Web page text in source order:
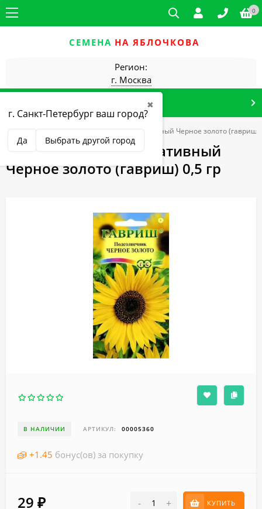
0
СЕМЕНА НА ЯБЛОЧКОВА
Регион:
г. Москва
✖
г. Санкт-Петербург ваш город?
Да Выбрать другой город
Подсолнечник Подсолнечник декоративный Черное золото (гавриш)
Подсолнечник декоративный
Черное золото (гавриш) 0,5 гр
В НАЛИЧИИ АРТИКУЛ: 00005360
+1.45 бонус(ов) за покупку
29 ₽ - + КУПИТЬ